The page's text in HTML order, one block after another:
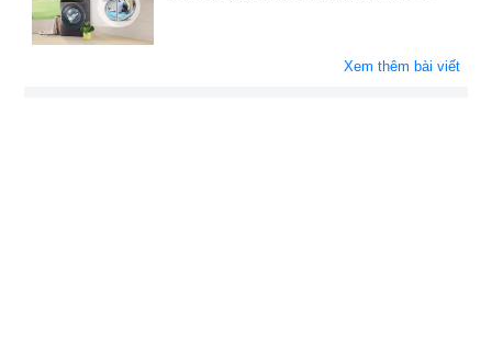
Xem thêm bài viết